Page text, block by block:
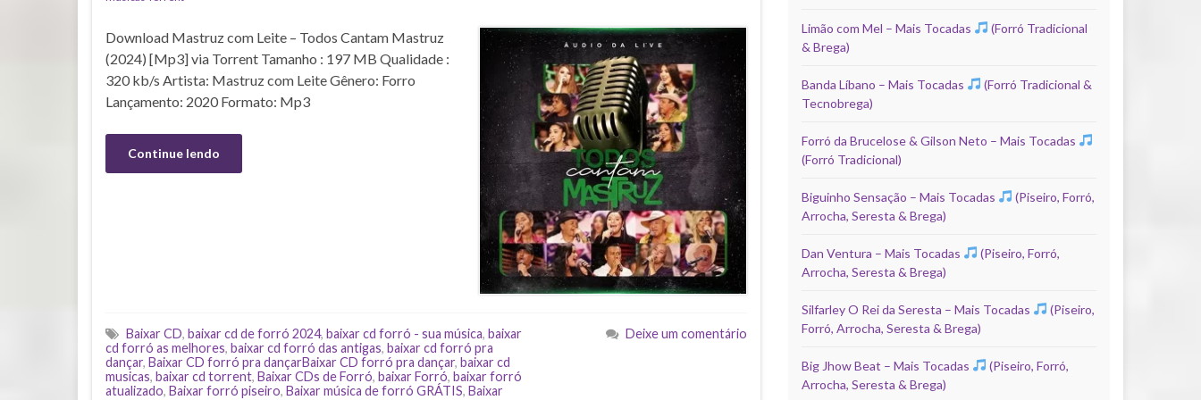
Download Mastruz com Leite – Todos Cantam Mastruz
(2024) [Mp3] via Torrent Tamanho : 197 MB Qualidade :
320 kb/s Artista: Mastruz com Leite Gênero: Forro
Lançamento: 2020 Formato: Mp3
Continue lendo
Baixar CD, baixar cd de forró 2024, baixar cd forró - sua música, baixar
cd forró as melhores, baixar cd forró das antigas, baixar cd forró pra
dançar, Baixar CD forró pra dançarBaixar CD forró pra dançar, baixar cd
musicas, baixar cd torrent, Baixar CDs de Forró, baixar Forró, baixar forró
atualizado, Baixar forró piseiro, Baixar música de forró GRÁTIS, Baixar
Deixe um comentário
Limão com Mel – Mais Tocadas
(Forró Tradicional
& Brega)
Banda Líbano – Mais Tocadas
(Forró Tradicional &
Tecnobrega)
Forró da Brucelose & Gilson Neto – Mais Tocadas
(Forró Tradicional)
Biguinho Sensação – Mais Tocadas
(Piseiro, Forró,
Arrocha, Seresta & Brega)
Dan Ventura – Mais Tocadas
(Piseiro, Forró,
Arrocha, Seresta & Brega)
Silfarley O Rei da Seresta – Mais Tocadas
(Piseiro,
Forró, Arrocha, Seresta & Brega)
Big Jhow Beat – Mais Tocadas
(Piseiro, Forró,
Arrocha, Seresta & Brega)